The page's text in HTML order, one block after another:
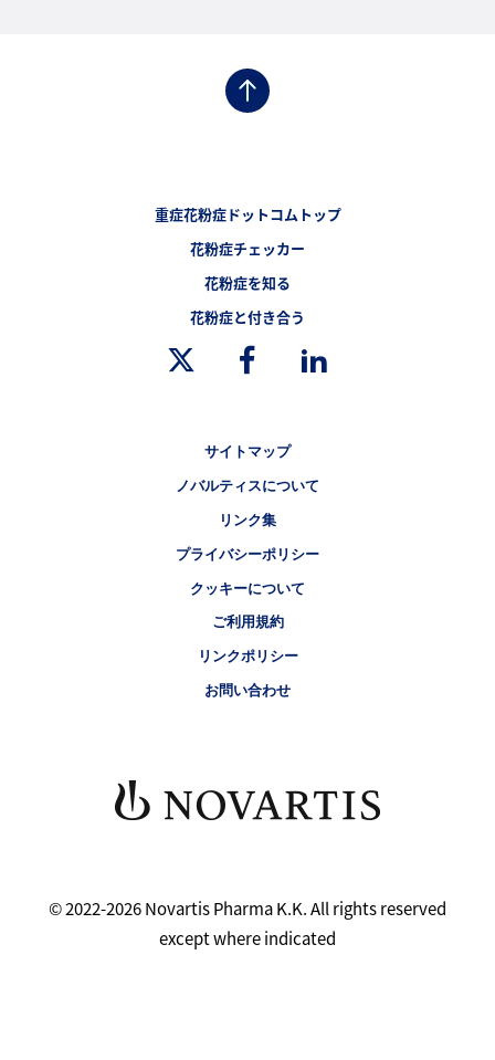
重症花粉症ドットコムトップ
花粉症チェッカー
フッターナビゲーション3（重症花粉症ドットコム）
花粉症を知る
フッターナビゲーション4（重症花粉症ドットコム）
花粉症と付き合う
サイトマップ
ノバルティスについて
リンク集
プライバシーポリシー
クッキーについて
ご利用規約
リンクポリシー
お問い合わせ
© 2022-2026 Novartis Pharma K.K. All rights reserved
except where indicated